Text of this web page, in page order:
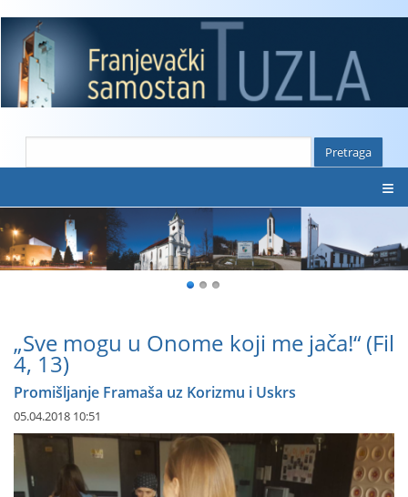
≡
„Sve mogu u Onome koji me jača!“ (Fil
4, 13)
Promišljanje Framaša uz Korizmu i Uskrs
05.04.2018 10:51